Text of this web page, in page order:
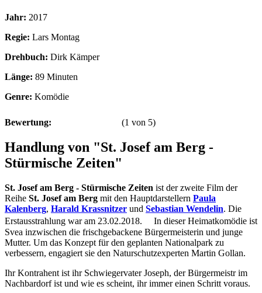
Jahr: 2017
Regie: Lars Montag
Drehbuch: Dirk Kämper
Länge: 89 Minuten
Genre: Komödie
Bewertung: (1 von 5)
Handlung von "St. Josef am Berg -
Stürmische Zeiten"
St. Josef am Berg - Stürmische Zeiten ist der zweite Film der
Reihe St. Josef am Berg mit den Hauptdarstellern Paula
Kalenberg, Harald Krassnitzer und Sebastian Wendelin. Die
Erstausstrahlung war am 23.02.2018. In dieser Heimatkomödie ist
Svea inzwischen die frischgebackene Bürgermeisterin und junge
Mutter. Um das Konzept für den geplanten Nationalpark zu
verbessern, engagiert sie den Naturschutzexperten Martin Gollan.
Ihr Kontrahent ist ihr Schwiegervater Joseph, der Bürgermeistr im
Nachbardorf ist und wie es scheint, ihr immer einen Schritt voraus.